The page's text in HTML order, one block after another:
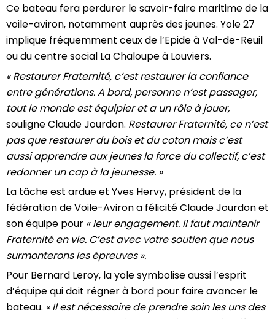
Ce bateau fera perdurer le savoir-faire maritime de la
voile-aviron, notamment auprès des jeunes. Yole 27
implique fréquemment ceux de l’Epide à Val-de-Reuil
ou du centre social La Chaloupe à Louviers.
« Restaurer Fraternité, c’est restaurer la confiance
entre générations. A bord, personne n’est passager,
tout le monde est équipier et a un rôle à jouer,
souligne Claude Jourdon. Restaurer Fraternité, ce n’est
pas que restaurer du bois et du coton mais c’est
aussi apprendre aux jeunes la force du collectif, c’est
redonner un cap à la jeunesse. »
La tâche est ardue et Yves Hervy, président de la
fédération de Voile-Aviron a félicité Claude Jourdon et
son équipe pour « leur engagement. Il faut maintenir
Fraternité en vie. C’est avec votre soutien que nous
surmonterons les épreuves ».
Pour Bernard Leroy, la yole symbolise aussi l’esprit
d’équipe qui doit régner à bord pour faire avancer le
bateau. « Il est nécessaire de prendre soin les uns des